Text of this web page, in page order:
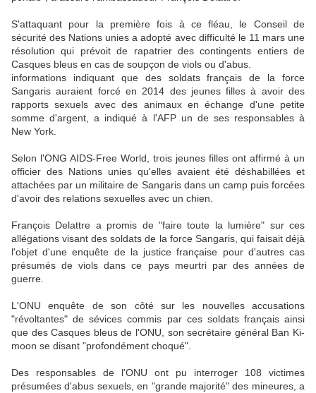
S'attaquant pour la première fois à ce fléau, le Conseil de
sécurité des Nations unies a adopté avec difficulté le 11 mars une
résolution qui prévoit de rapatrier des contingents entiers de
Casques bleus en cas de soupçon de viols ou d'abus.
informations indiquant que des soldats français de la force
Sangaris auraient forcé en 2014 des jeunes filles à avoir des
rapports sexuels avec des animaux en échange d'une petite
somme d'argent, a indiqué à l'AFP un de ses responsables à
New York.
Selon l'ONG AIDS-Free World, trois jeunes filles ont affirmé à un
officier des Nations unies qu'elles avaient été déshabillées et
attachées par un militaire de Sangaris dans un camp puis forcées
d'avoir des relations sexuelles avec un chien.
François Delattre a promis de "faire toute la lumière" sur ces
allégations visant des soldats de la force Sangaris, qui faisait déjà
l'objet d'une enquête de la justice française pour d'autres cas
présumés de viols dans ce pays meurtri par des années de
guerre.
L'ONU enquête de son côté sur les nouvelles accusations
"révoltantes" de sévices commis par ces soldats français ainsi
que des Casques bleus de l'ONU, son secrétaire général Ban Ki-
moon se disant "profondément choqué".
Des responsables de l'ONU ont pu interroger 108 victimes
présumées d'abus sexuels, en "grande majorité" des mineures, a